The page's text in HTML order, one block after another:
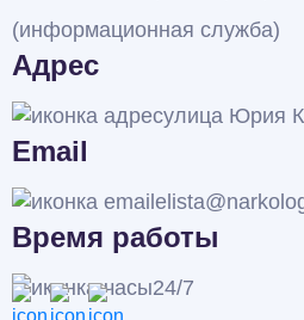
(информационная служба)
Адрес
улица Юрия
Email
Время работы
24/7